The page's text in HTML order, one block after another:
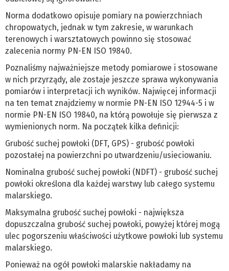
Norma dodatkowo opisuje pomiary na powierzchniach
chropowatych, jednak w tym zakresie, w warunkach
terenowych i warsztatowych powinno się stosować
zalecenia normy PN-EN ISO 19840.
Poznaliśmy najważniejsze metody pomiarowe i stosowane
w nich przyrządy, ale zostaje jeszcze sprawa wykonywania
pomiarów i interpretacji ich wyników. Najwięcej informacji
na ten temat znajdziemy w normie PN-EN ISO 12944-5 i w
normie PN-EN ISO 19840, na którą powołuje się pierwsza z
wymienionych norm. Na początek kilka definicji:
Grubość suchej powłoki (DFT, GPS) - grubość powłoki
pozostałej na powierzchni po utwardzeniu/usieciowaniu.
Nominalna grubość suchej powłoki (NDFT) - grubość suchej
powłoki określona dla każdej warstwy lub całego systemu
malarskiego.
Maksymalna grubość suchej powłoki - największa
dopuszczalna grubość suchej powłoki, powyżej której mogą
ulec pogorszeniu właściwości użytkowe powłoki lub systemu
malarskiego.
Ponieważ na ogół powłoki malarskie nakładamy na